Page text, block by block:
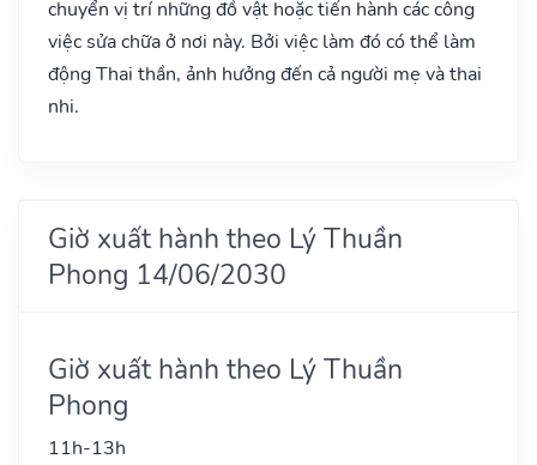
chuyển vị trí những đồ vật hoặc tiến hành các công
việc sửa chữa ở nơi này. Bởi việc làm đó có thể làm
động Thai thần, ảnh hưởng đến cả người mẹ và thai
nhi.
Giờ xuất hành theo Lý Thuần
Phong 14/06/2030
Giờ xuất hành theo Lý Thuần
Phong
11h-13h